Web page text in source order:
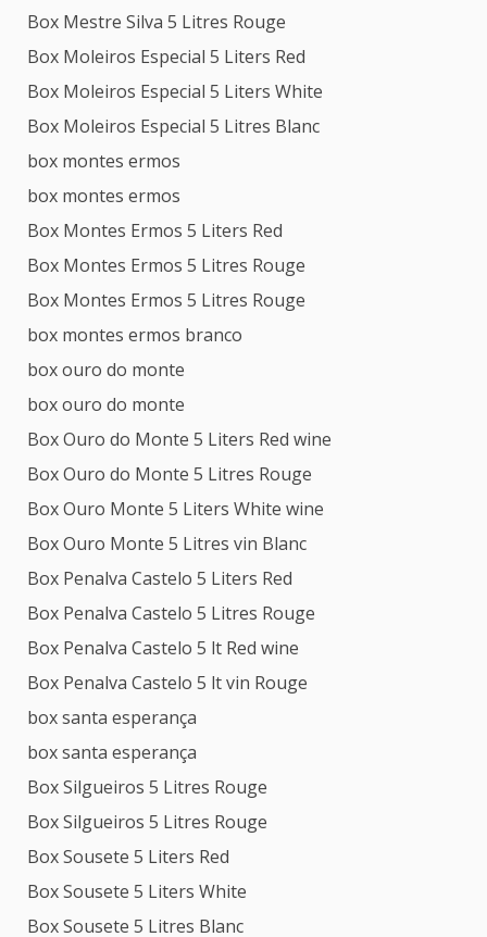
Box Mestre Silva 5 Litres Rouge
Box Moleiros Especial 5 Liters Red
Box Moleiros Especial 5 Liters White
Box Moleiros Especial 5 Litres Blanc
box montes ermos
box montes ermos
Box Montes Ermos 5 Liters Red
Box Montes Ermos 5 Litres Rouge
Box Montes Ermos 5 Litres Rouge
box montes ermos branco
box ouro do monte
box ouro do monte
Box Ouro do Monte 5 Liters Red wine
Box Ouro do Monte 5 Litres Rouge
Box Ouro Monte 5 Liters White wine
Box Ouro Monte 5 Litres vin Blanc
Box Penalva Castelo 5 Liters Red
Box Penalva Castelo 5 Litres Rouge
Box Penalva Castelo 5 lt Red wine
Box Penalva Castelo 5 lt vin Rouge
box santa esperança
box santa esperança
Box Silgueiros 5 Litres Rouge
Box Silgueiros 5 Litres Rouge
Box Sousete 5 Liters Red
Box Sousete 5 Liters White
Box Sousete 5 Litres Blanc